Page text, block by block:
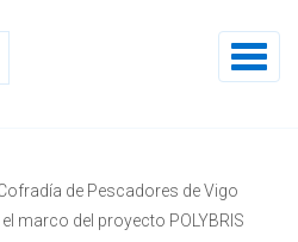
Toggle
Cofradía de Pescadores de Vigo
marco del proyecto POLYBRIS